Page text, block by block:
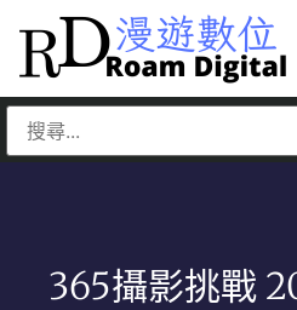
365攝影挑戰